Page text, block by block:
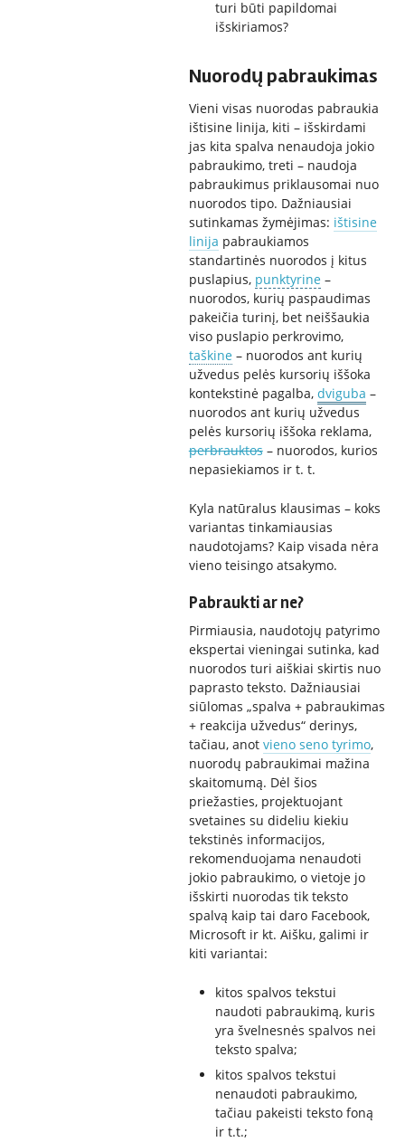
turi būti papildomai
išskiriamos?
Nuorodų pabraukimas
Vieni visas nuorodas pabraukia
ištisine linija, kiti – išskirdami
jas kita spalva nenaudoja jokio
pabraukimo, treti – naudoja
pabraukimus priklausomai nuo
nuorodos tipo. Dažniausiai
sutinkamas žymėjimas: ištisine
linija pabraukiamos
standartinės nuorodos į kitus
puslapius, punktyrine–
nuorodos, kurių paspaudimas
pakeičia turinį, bet neiššaukia
viso puslapio perkrovimo,
taškine– nuorodos ant kurių
užvedus pelės kursorių iššoka
kontekstinė pagalba, dviguba –
nuorodos ant kurių užvedus
pelės kursorių iššoka reklama,
perbrauktos– nuorodos, kurios
nepasiekiamos ir t. t.
Kyla natūralus klausimas – koks
variantas tinkamiausias
naudotojams? Kaip visada nėra
vieno teisingo atsakymo.
Pabraukti ar ne?
Pirmiausia, naudotojų patyrimo
ekspertai vieningai sutinka, kad
nuorodos turi aiškiai skirtis nuo
paprasto teksto. Dažniausiai
siūlomas „spalva + pabraukimas
+ reakcija užvedus“ derinys,
tačiau, anot vieno seno tyrimo,
nuorodų pabraukimai mažina
skaitomumą. Dėl šios
priežasties, projektuojant
svetaines su dideliu kiekiu
tekstinės informacijos,
rekomenduojama nenaudoti
jokio pabraukimo, o vietoje jo
išskirti nuorodas tik teksto
spalvą kaip tai daro Facebook,
Microsoft ir kt. Aišku, galimi ir
kiti variantai:
kitos spalvos tekstui
naudoti pabraukimą, kuris
yra švelnesnės spalvos nei
teksto spalva;
kitos spalvos tekstui
nenaudoti pabraukimo,
tačiau pakeisti teksto foną
ir t.t.;